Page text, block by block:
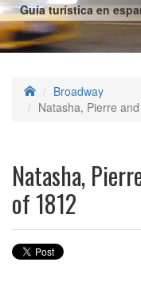
Guía turística en
Broadway
Natasha, Pierre
Natasha,
of 1812